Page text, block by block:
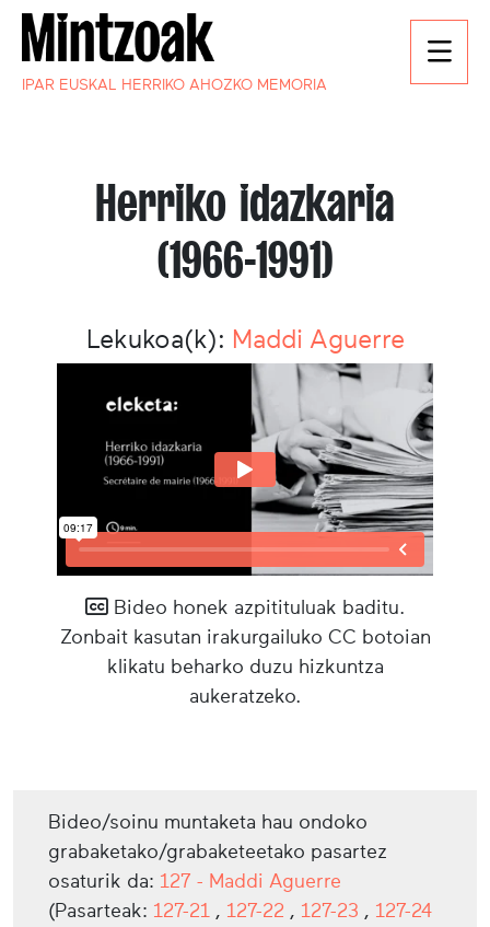
IPAR EUSKAL HERRIKO AHOZKO MEMORIA
Herriko idazkaria
(1966-1991)
Lekukoa(k): Maddi Aguerre
Bideo honek azpitituluak baditu.
Zonbait kasutan irakurgailuko CC botoian
klikatu beharko duzu hizkuntza
aukeratzeko.
Bideo/soinu muntaketa hau ondoko
grabaketako/grabaketeetako pasartez
osaturik da: 127 - Maddi Aguerre
(Pasarteak: 127-21 , 127-22 , 127-23 , 127-24